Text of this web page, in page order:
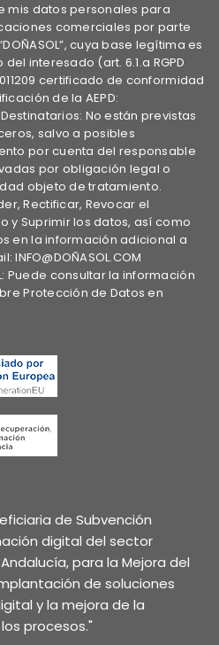
mis datos personales para
comerciales por parte
“DOÑASOL”, cuya base legítima es
interesado (art. 6.1.a RGPD
certificado de conformidad
de la AEPD:
No están previstas
salvo a posibles
por cuenta del responsable
por obligación legal o
objeto de tratamiento.
Rectificar, Revocar el
y Suprimir los datos, así como
en la información adicional a
Puede consultar la información
Protección de Datos en
de Subvención
digital del sector
para la Mejora del
de soluciones
y la mejora de la
procesos."